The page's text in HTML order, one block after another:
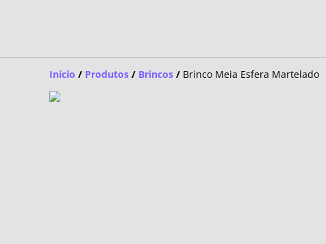
Início / Produtos / Brincos / Brinco Meia Esfera Martelado